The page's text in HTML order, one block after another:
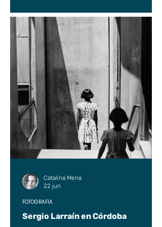
Sergio Larraín en Córdoba
FOTOGRAFÍA
Catalina Mena
22 jun